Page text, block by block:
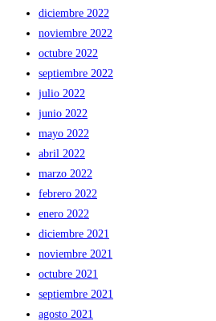
diciembre 2022
noviembre 2022
octubre 2022
septiembre 2022
julio 2022
junio 2022
mayo 2022
abril 2022
marzo 2022
febrero 2022
enero 2022
diciembre 2021
noviembre 2021
octubre 2021
septiembre 2021
agosto 2021